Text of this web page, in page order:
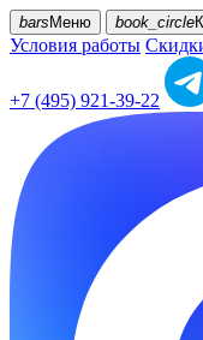
bars Меню book_circle
Условия работы
+7 (495) 921-39-22